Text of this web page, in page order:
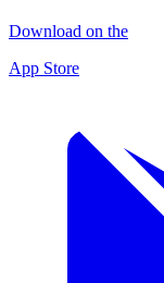
Download on the
App Store